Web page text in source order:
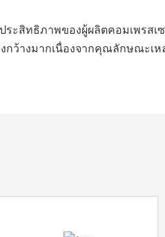
ะสิทธิภาพของผู้ผลิตคอมเพรสเ
กว้างมากเนื่องจากคุณลักษณะเห